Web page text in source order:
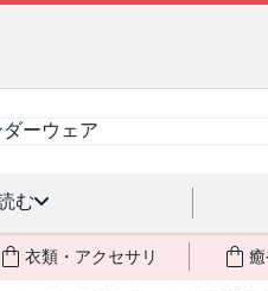
む
衣類・アクセサリ